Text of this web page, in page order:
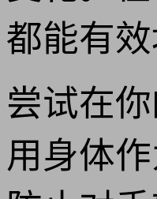
都能有
尝试在
用身体